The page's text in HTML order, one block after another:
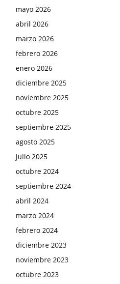
mayo 2026
abril 2026
marzo 2026
febrero 2026
enero 2026
diciembre 2025
noviembre 2025
octubre 2025
septiembre 2025
agosto 2025
julio 2025
octubre 2024
septiembre 2024
abril 2024
marzo 2024
febrero 2024
diciembre 2023
noviembre 2023
octubre 2023